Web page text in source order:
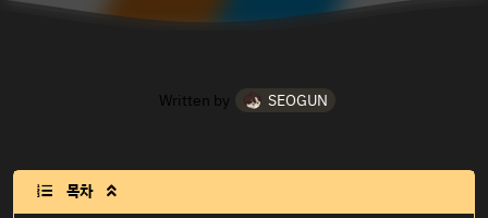
Written by SEOGUN
목차 